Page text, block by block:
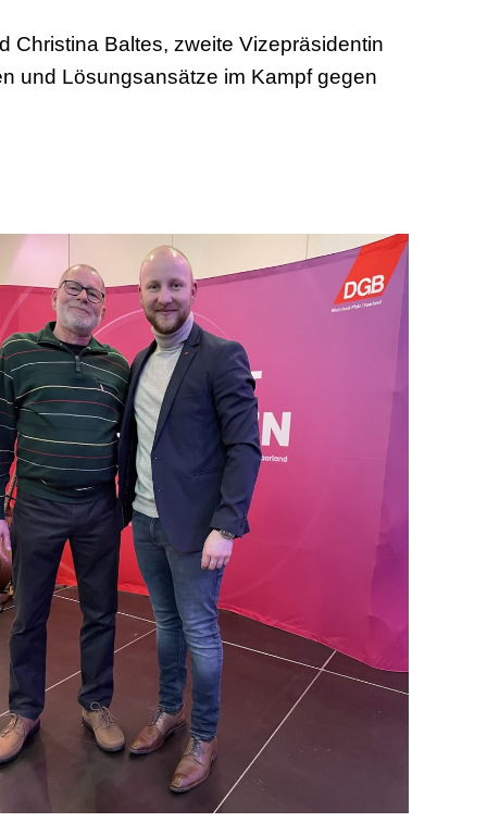
Christina Baltes, zweite Vizepräsidentin
und Lösungsansätze im Kampf gegen